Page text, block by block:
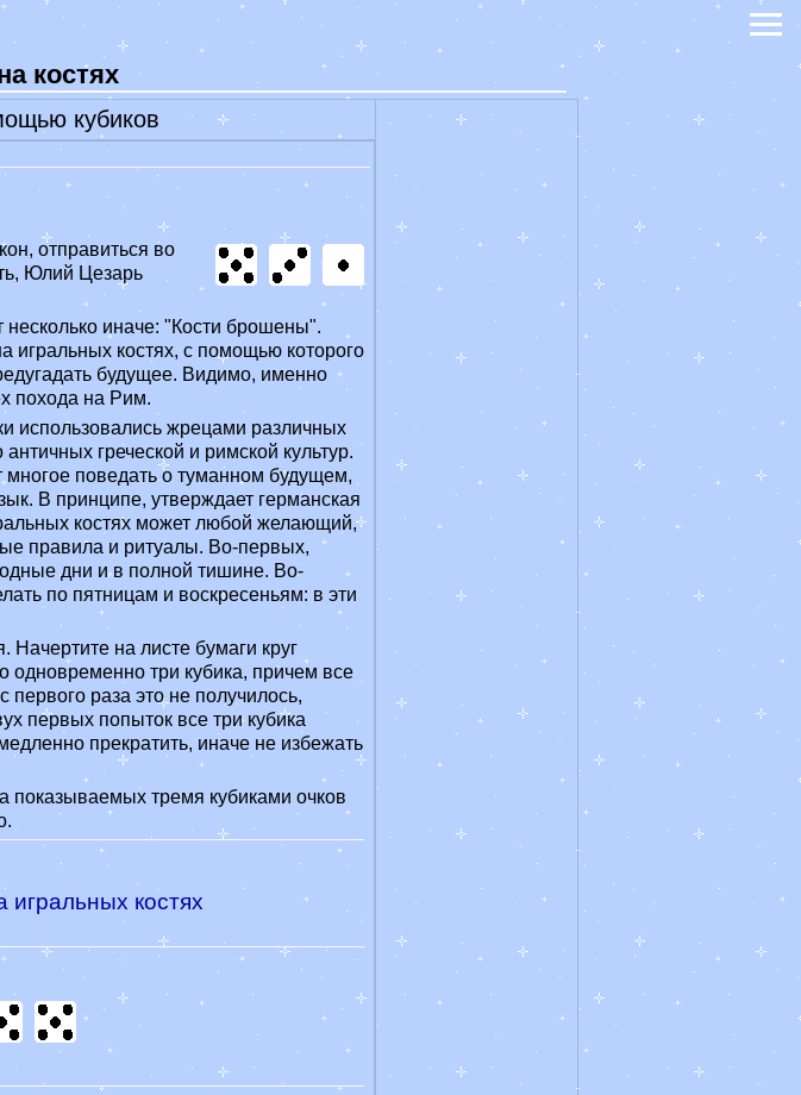
костях
кубиков
отправиться во
Юлий Цезарь
несколько иначе: "Кости брошены".
игральных костях, с помощью которого
будущее. Видимо, именно
похода на Рим.
использовались жрецами различных
греческой и римской культур.
многое поведать о туманном будущем,
В принципе, утверждает германская
костях может любой желающий,
правила и ритуалы. Во-первых,
дни и в полной тишине. Во-
по пятницам и воскресеньям: в эти
Начертите на листе бумаги круг
одновременно три кубика, причем все
первого раза это не получилось,
первых попыток все три кубика
прекратить, иначе не избежать
показываемых тремя кубиками очков
костях
2023
год